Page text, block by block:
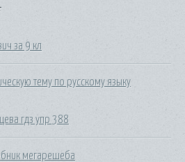
за 9 кл
тему по русскому языку
гдз упр 388
мегарешеба